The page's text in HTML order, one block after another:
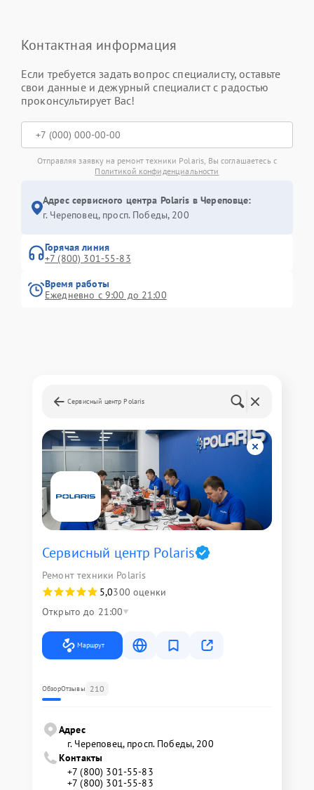
Контактная информация
Если требуется задать вопрос специалисту, оставьте
свои данные и дежурный специалист с радостью
проконсультирует Вас!
Отправляя заявку на ремонт техники Polaris, Вы соглашаетесь с
Политикой конфиденциальности
Адрес сервисного центра Polaris в Череповце:
г. Череповец, просп. Победы, 200
Горячая линия
+7 (800) 301-55-83
Время работы
Ежедневно с 9:00 до 21:00
Сервисный центр Polaris
Сервисный центр Polaris
Ремонт техники Polaris
5,0300 оценки
Открыто до 21:00
Маршрут
ОбзорОтзывы 210
Адрес
г. Череповец, просп. Победы, 200
Контакты
+7 (800) 301-55-83
+7 (800) 301-55-83